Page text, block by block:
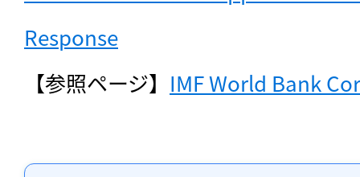
Response
【参照ページ】 IMF World Bank